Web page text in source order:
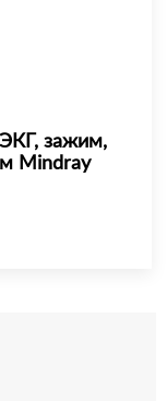
зажим,
м Mindray